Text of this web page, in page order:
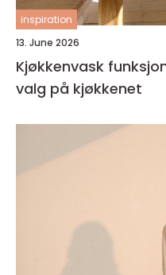
inspiration
13. June 2026
Kjøkkenvask funksjon, design og praktiske
valg på kjøkkenet